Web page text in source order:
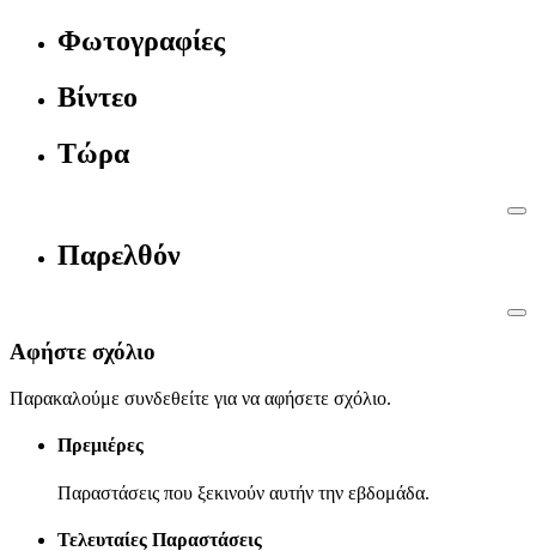
Φωτογραφίες
Βίντεο
Τώρα
Παρελθόν
Αφήστε σχόλιο
Παρακαλούμε συνδεθείτε για να αφήσετε σχόλιο.
Πρεμιέρες
Παραστάσεις που ξεκινούν αυτήν την εβδομάδα.
Τελευταίες Παραστάσεις